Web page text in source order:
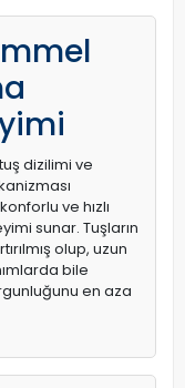
dizilimi ve
ve hızlı
sunar. Tuşların
olup, uzun
bile
en aza